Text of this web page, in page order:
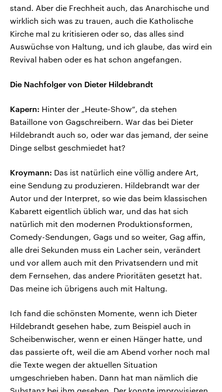
stand. Aber die Frechheit auch, das Anarchische und
wirklich sich was zu trauen, auch die Katholische
Kirche mal zu kritisieren oder so, das alles sind
Auswüchse von Haltung, und ich glaube, das wird ein
Revival haben oder es hat schon angefangen.
Die Nachfolger von Dieter Hildebrandt
Kapern: Hinter der „Heute-Show“, da stehen
Bataillone von Gagschreibern. War das bei Dieter
Hildebrandt auch so, oder war das jemand, der seine
Dinge selbst geschmiedet hat?
Kroymann: Das ist natürlich eine völlig andere Art,
eine Sendung zu produzieren. Hildebrandt war der
Autor und der Interpret, so wie das beim klassischen
Kabarett eigentlich üblich war, und das hat sich
natürlich mit den modernen Produktionsformen,
Comedy-Sendungen, Gags und so weiter, Gag affin,
alle drei Sekunden muss ein Lacher sein, verändert
und vor allem auch mit den Privatsendern und mit
dem Fernsehen, das andere Prioritäten gesetzt hat.
Das meine ich übrigens auch mit Haltung.
Ich fand die schönsten Momente, wenn ich Dieter
Hildebrandt gesehen habe, zum Beispiel auch in
Scheibenwischer, wenn er einen Hänger hatte, und
das passierte oft, weil die am Abend vorher noch mal
die Texte wegen der aktuellen Situation
umgeschrieben haben. Dann hat man nämlich die